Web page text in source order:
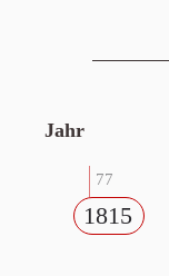
Jahr
77
1815